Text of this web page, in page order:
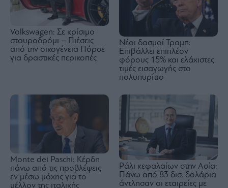
Volkswagen: Σε κρίσιμο
σταυροδρόμι – Πιέσεις
από την οικογένεια Πόρσε
για δραστικές περικοπές
Nέοι δασμοί Τραμπ:
Επιβάλλει επιπλέον
φόρους 15% και ελάχιστες
τιμές εισαγωγής στο
πολυπυρίτιο
Monte dei Paschi: Κέρδη
πάνω από τις προβλέψεις
εν μέσω μάχης για το
μέλλον της ιταλικής
Ράλι κεφαλαίων στην Ασία:
Πάνω από 83 δισ. δολάρια
άντλησαν οι εταιρείες με